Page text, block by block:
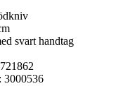
svart handtag
3000536